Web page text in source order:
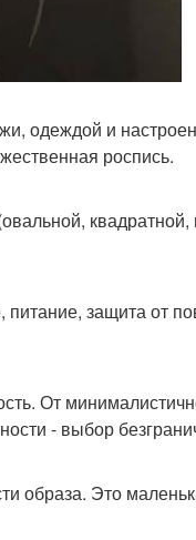
одеждой и
роспись.
питание, защита от
От
- выбор
образа. Это